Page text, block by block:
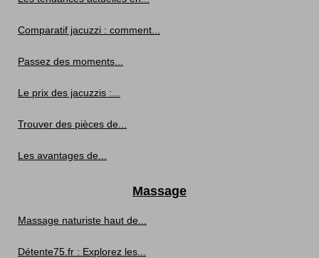
Comparatif jacuzzi : comment...
Passez des moments...
Le prix des jacuzzis :...
Trouver des pièces de...
Les avantages de...
Massage
Massage naturiste haut de...
Détente75.fr : Explorez les...